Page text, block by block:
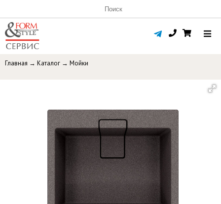
Главная → Каталог → Мойки